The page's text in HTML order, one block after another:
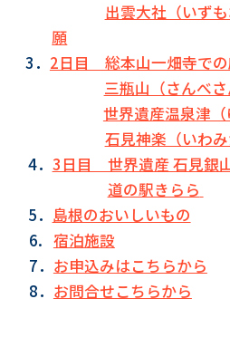
出雲大社（いず
願
3． 2日目 総本山一畑寺での
三瓶山（さんべさ
世界遺産温泉津
石見神楽（いわみ
4． 3日目 世界遺産 石見銀
道の駅きらら
5． 島根のおいしいもの
6. 宿泊施設
7． お申込みはこちらから
8． お問合せこちらから